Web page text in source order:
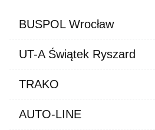
BUSPOL Wrocław
UT-A Świątek Ryszard
TRAKO
AUTO-LINE